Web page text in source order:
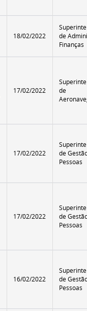
18/02/2022
de
Finanças
17/02/2022
de
17/02/2022
de
Pessoas
17/02/2022
de
Pessoas
16/02/2022
de
Pessoas